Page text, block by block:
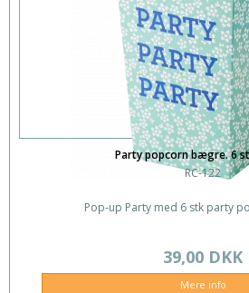
Party popcorn bægre. 6
RC-122
Pop-up Party med 6 stk party
39,00 DKK
Mere info